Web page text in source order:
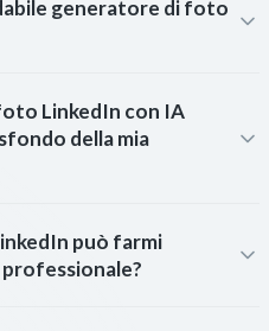
generatore di foto
LinkedIn con IA
della mia
può farmi